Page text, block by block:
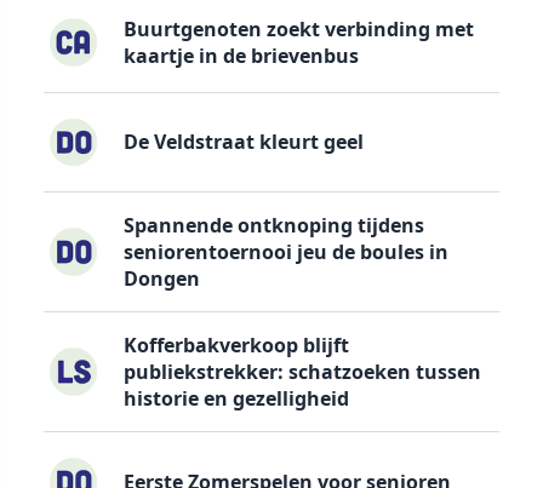
Buurtgenoten zoekt verbinding met
kaartje in de brievenbus
De Veldstraat kleurt geel
Spannende ontknoping tijdens
seniorentoernooi jeu de boules in
Dongen
Kofferbakverkoop blijft
publiekstrekker: schatzoeken tussen
historie en gezelligheid
Eerste Zomerspelen voor senioren